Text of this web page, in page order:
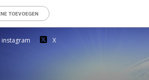
TOEVOEGEN
instagram X